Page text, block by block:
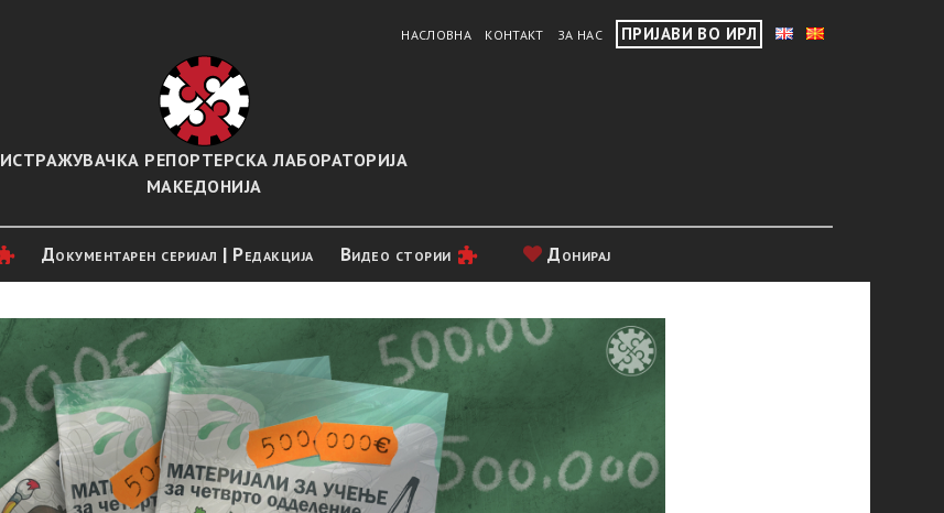
НАСЛОВНА КОНТАКТ ЗА НАС ПРИЈАВИ ВО ИРЛ
ИСТРАЖУВАЧКА РЕПОРТЕРСКА ЛАБОРАТОРИЈА
МАКЕДОНИЈА
Документарен серијал | Редакција Видео стории Донирај